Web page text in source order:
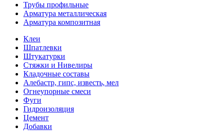
Трубы профильные
Арматура металлическая
Арматура композитная
Клеи
Шпатлевки
Штукатурки
Стяжки и Нивелиры
Кладочные составы
Алебастр, гипс, известь, мел
Огнеупорные смеси
Фуги
Гидроизоляция
Цемент
Добавки